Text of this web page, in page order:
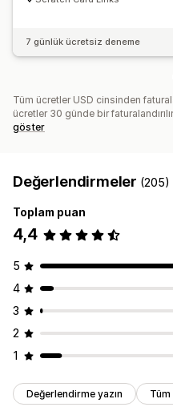
7 günlük ücretsiz deneme
Tüm ücretler USD cinsinden
ücretler 30 günde bir
göster
Değerlendirmeler (205)
Toplam puan
4,4
5
4
3
2
1
Değerlendirme yazın